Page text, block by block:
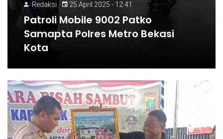
Redaksi 25 April 2025 - 12:41
Patroli Mobile 9002 Patko
Samapta Polres Metro Bekasi
Kota